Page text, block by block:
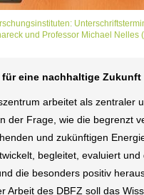
und Professor Michael Nelles
eine nachhaltige Zukunft
arbeitet als zentraler
der Frage, wie die begrenzt
und zukünftigen
begleitet, evaluiert
die besonders positiv
Arbeit des DBFZ soll das